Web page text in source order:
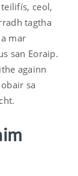
ceol,
tagtha
mar
san Eoraip.
againn
sa